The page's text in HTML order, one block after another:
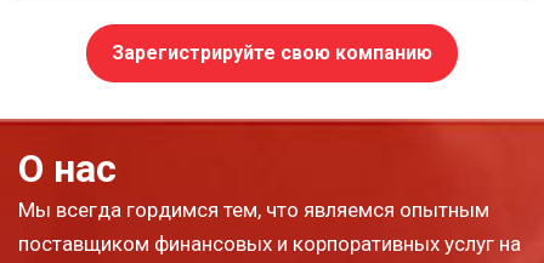
Зарегистрируйте свою компанию
О нас
Мы всегда гордимся тем, что являемся опытным
поставщиком финансовых и корпоративных услуг на